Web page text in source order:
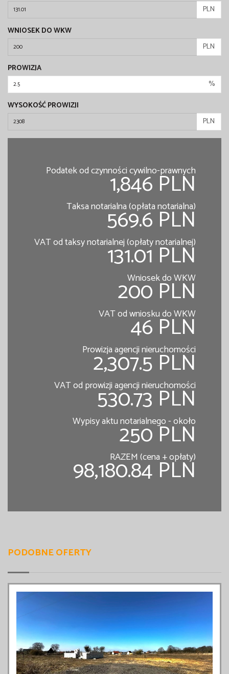
PLN
WNIOSEK DO WKW
PLN
PROWIZJA
%
WYSOKOŚĆ PROWIZJI
PLN
Podatek od czynności cywilno-prawnych
1,846 PLN
Taksa notarialna (opłata notarialna)
569.6 PLN
VAT od taksy notarialnej (opłaty notarialnej)
131.01 PLN
Wniosek do WKW
200 PLN
VAT od wniosku do WKW
46 PLN
Prowizja agencji nieruchomości
2,307.5 PLN
VAT od prowizji agencji nieruchomości
530.73 PLN
Wypisy aktu notarialnego - około
250 PLN
RAZEM (cena + opłaty)
98,180.84 PLN
PODOBNE OFERTY